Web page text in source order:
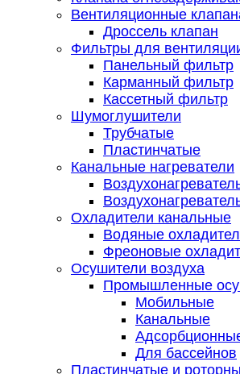
Вентиляционные
Дроссель клапан
Фильтры для
Панельный фильтр
Карманный фильтр
Кассетный фильтр
Шумоглушители
Трубчатые
Пластинчатые
Канальные нагреватели
Охладители канальные
Водяные
Фреоновые
Осушители воздуха
Промышленные
Мобильные
Канальные
Для бассейнов
Пластинчатые и